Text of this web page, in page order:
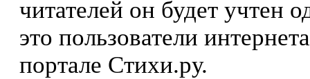
читателей он будет учтен
это пользователи
портале Стихи.ру.